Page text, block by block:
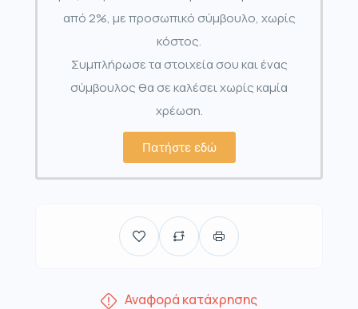
από 2%, με προσωπικό σύμβουλο, χωρίς
κόστος.
Συμπλήρωσε τα στοιχεία σου και ένας
σύμβουλος θα σε καλέσει χωρίς καμία
χρέωση.
Πατήστε εδώ
Αναφορά κατάχρησης